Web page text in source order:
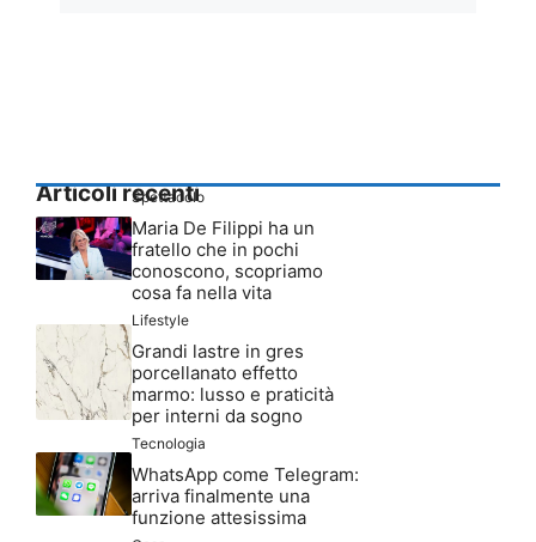
Articoli recenti
Spettacolo
Maria De Filippi ha un
fratello che in pochi
conoscono, scopriamo
cosa fa nella vita
Lifestyle
Grandi lastre in gres
porcellanato effetto
marmo: lusso e praticità
per interni da sogno
Tecnologia
WhatsApp come Telegram:
arriva finalmente una
funzione attesissima